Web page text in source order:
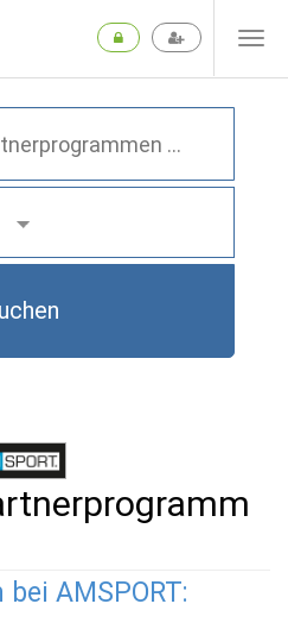
AMSPORT: